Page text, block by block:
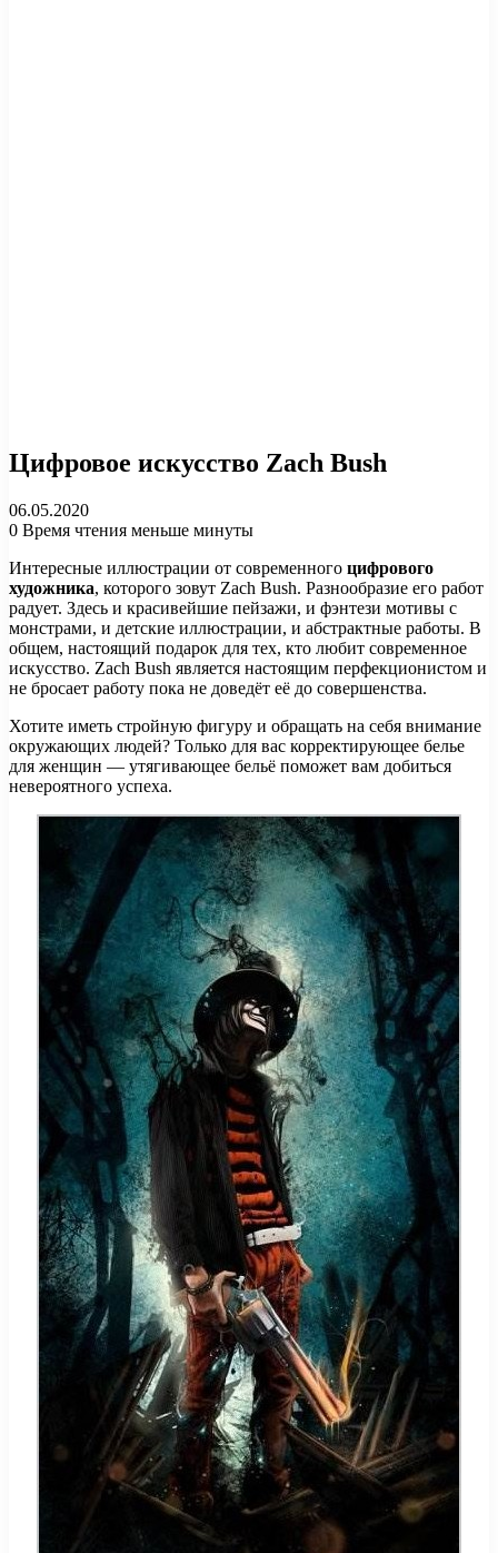
Цифровое искусство Zach Bush
06.05.2020
0 Время чтения меньше минуты
Интересные иллюстрации от современного цифрового
художника, которого зовут Zach Bush. Разнообразие его работ
радует. Здесь и красивейшие пейзажи, и фэнтези мотивы с
монстрами, и детские иллюстрации, и абстрактные работы. В
общем, настоящий подарок для тех, кто любит современное
искусство. Zach Bush является настоящим перфекционистом и
не бросает работу пока не доведёт её до совершенства.
Хотите иметь стройную фигуру и обращать на себя внимание
окружающих людей? Только для вас корректирующее белье
для женщин — утягивающее бельё поможет вам добиться
невероятного успеха.